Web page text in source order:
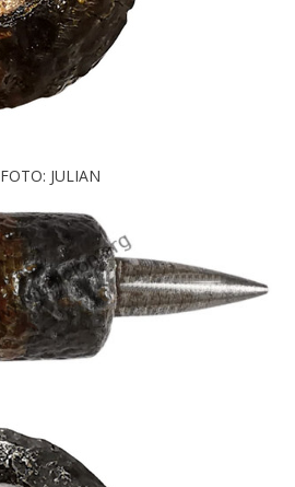
FOTO: JULIAN